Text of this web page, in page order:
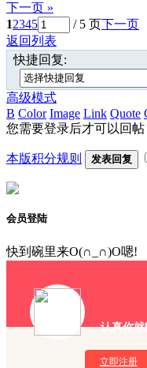
下一页 »
12345 / 5 页下一页
返回列表
快捷回复:
高级模式
B Color Image Link Quote
您需要登录后才可以回帖
本版积分规则 发表回复
会员登陆
快到碗里来O(∩_∩)O嗯!
认真你
立即注册